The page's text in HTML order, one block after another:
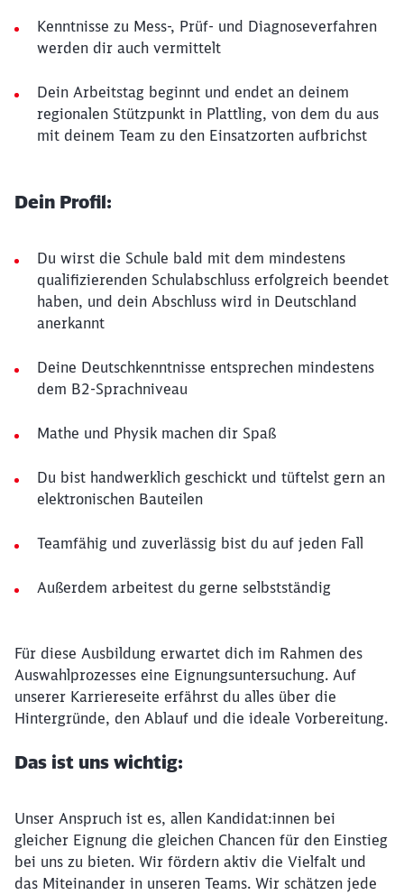
Kenntnisse zu Mess-, Prüf- und Diagnoseverfahren
werden dir auch vermittelt
Dein Arbeitstag beginnt und endet an deinem
regionalen Stützpunkt in Plattling, von dem du aus
mit deinem Team zu den Einsatzorten aufbrichst
Dein Profil:
Du wirst die Schule bald mit dem mindestens
qualifizierenden Schulabschluss erfolgreich beendet
haben, und dein Abschluss wird in Deutschland
anerkannt
Deine Deutschkenntnisse entsprechen mindestens
dem B2-Sprachniveau
Mathe und Physik machen dir Spaß
Du bist handwerklich geschickt und tüftelst gern an
elektronischen Bauteilen
Teamfähig und zuverlässig bist du auf jeden Fall
Außerdem arbeitest du gerne selbstständig
Für diese Ausbildung erwartet dich im Rahmen des
Auswahlprozesses eine Eignungsuntersuchung. Auf
unserer Karriereseite erfährst du alles über die
Hintergründe, den Ablauf und die ideale Vorbereitung.
Das ist uns wichtig:
Unser Anspruch ist es, allen Kandidat:innen bei
gleicher Eignung die gleichen Chancen für den Einstieg
bei uns zu bieten. Wir fördern aktiv die Vielfalt und
das Miteinander in unseren Teams. Wir schätzen jede